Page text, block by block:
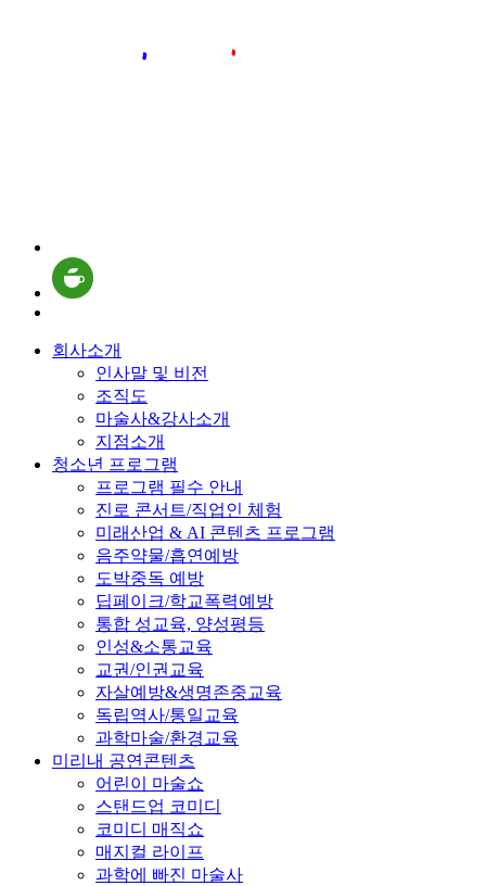
회사소개
인사말 및 비전
조직도
마술사&강사소개
지점소개
청소년 프로그램
프로그램 필수 안내
진로 콘서트/직업인 체험
미래산업 & AI 콘텐츠 프로그램
음주약물/흡연예방
도박중독 예방
딥페이크/학교폭력예방
통합 성교육, 양성평등
인성&소통교육
교권/인권교육
자살예방&생명존중교육
독립역사/통일교육
과학마술/환경교육
미리내 공연콘텐츠
어린이 마술쇼
스탠드업 코미디
코미디 매직쇼
매지컬 라이프
과학에 빠진 마술사